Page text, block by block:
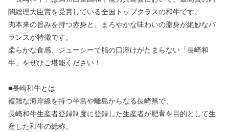
閣総理大臣賞を受賞している全国トップクラスの和牛です。
肉本来の旨みを持つ赤身と、まろやかな味わいの脂身が絶妙なバ
ランスが特徴です。
柔らかな食感、ジューシーで脂の口溶けがたまらない「長崎和
牛」をぜひご堪能ください！
■長崎和牛とは
複雑な海岸線を持つ半島や離島からなる長崎県で、
長崎和牛生産者登録制度に登録した生産者が肥育を目的として生
産した和牛の総称。